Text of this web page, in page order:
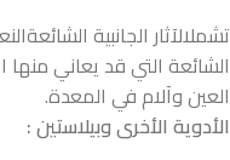
تشملالآثار الجانبية
الشائعة التي قد يعاني منها
العين وآلام في المعدة.
الأدوية الأخرى وبيلاستين: